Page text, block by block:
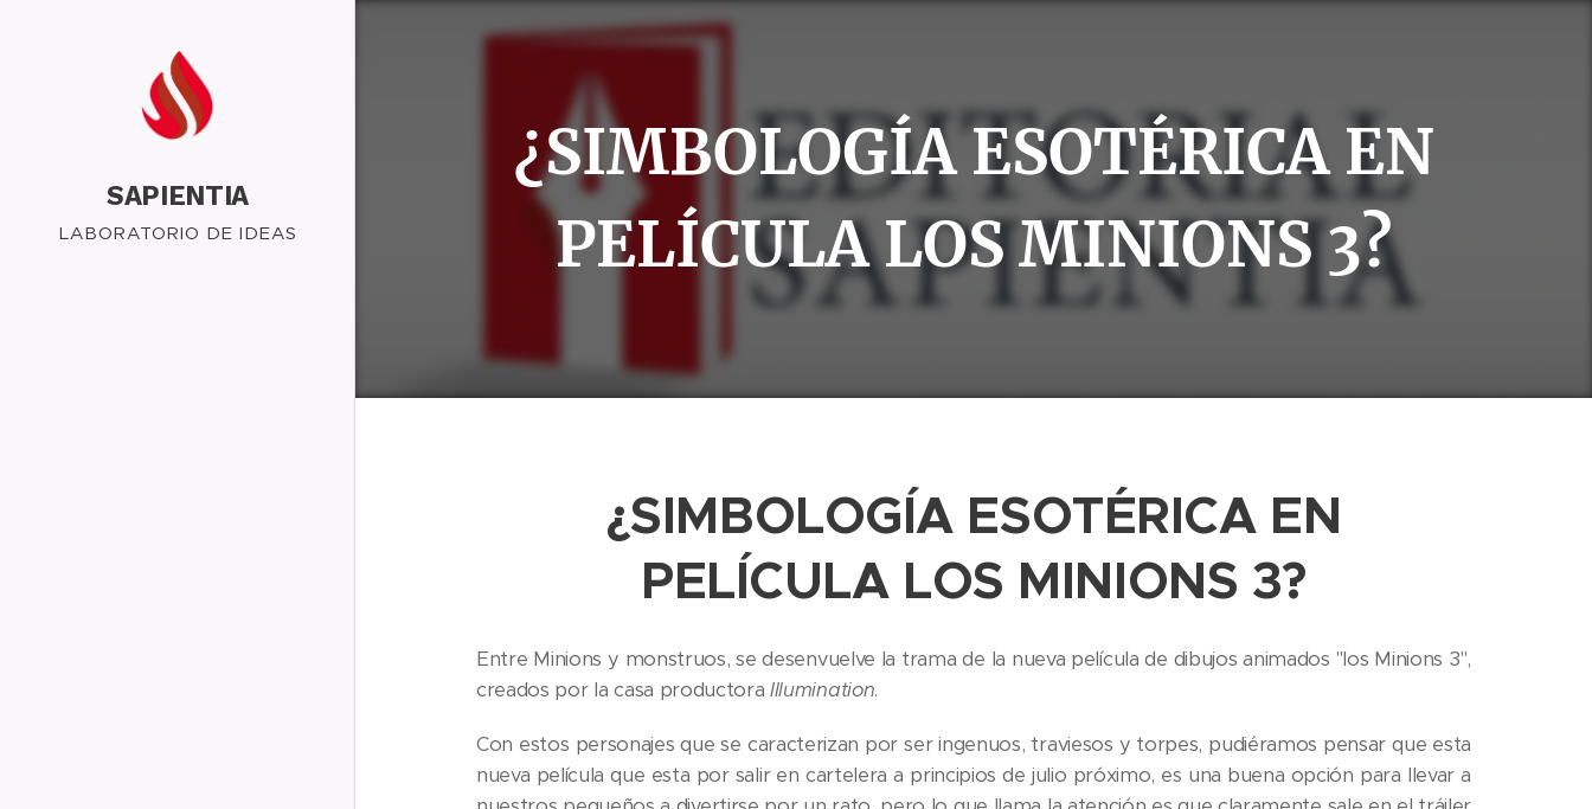
SAPIENTIA
LABORATORIO DE IDEAS
¿SIMBOLOGÍA ESOTÉRICA EN
PELÍCULA LOS MINIONS 3?
¿SIMBOLOGÍA ESOTÉRICA EN
PELÍCULA LOS MINIONS 3?
Entre Minions y monstruos, se desenvuelve la trama de la nueva película de dibujos animados "los Minions 3",
creados por la casa productoraIllumination.
Con estos personajes que se caracterizan por ser ingenuos, traviesos y torpes, pudiéramos pensar que esta
nueva película que esta por salir en cartelera a principios de julio próximo, es una buena opción para llevar a